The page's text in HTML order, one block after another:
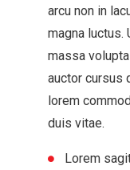
arcu non in
magna luctus.
massa
auctor cursus
lorem
duis vitae.
Lorem